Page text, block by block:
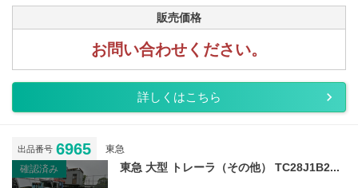
販売価格
お問い合わせください。
詳しくはこちら
出品番号 6965
東急
確認済み
東急 大型 トレーラ（その他） TC28J1B2...